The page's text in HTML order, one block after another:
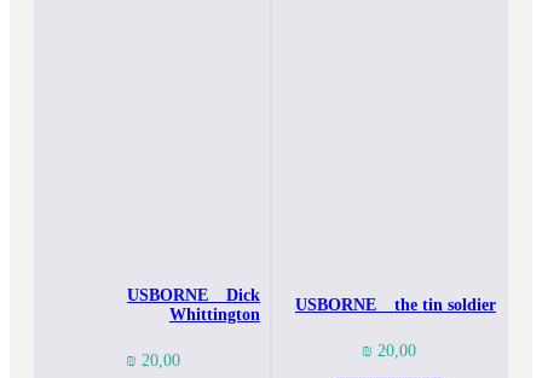
USBORNE _ the tin soldier
20,00
₪
USBORNE _ Dick
Whittington
20,00
₪